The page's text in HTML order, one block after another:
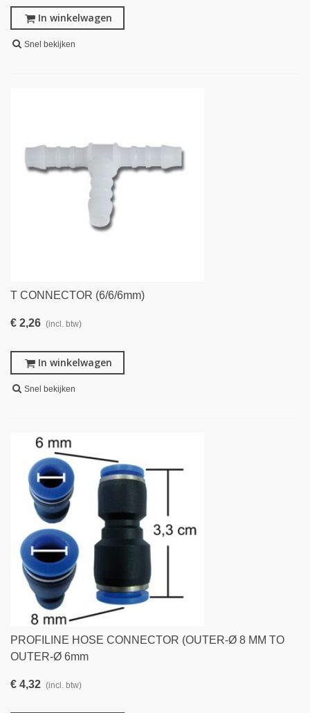
In winkelwagen
Snel bekijken
T CONNECTOR (6/6/6mm)
€ 2,26 (incl. btw)
In winkelwagen
Snel bekijken
PROFILINE HOSE CONNECTOR (OUTER-Ø 8 MM TO
OUTER-Ø 6mm
€ 4,32 (incl. btw)